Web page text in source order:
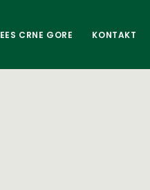
EES CRNE GORE KONTAKT